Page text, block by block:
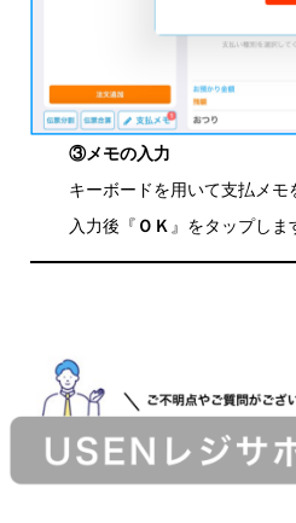
③メモの入力
キーボードを用いて支払メモ
入力後『 ＯＫ』をタップしま